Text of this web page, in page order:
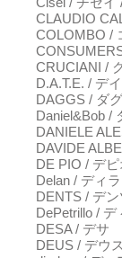
CLAUDIO
COLOMBO /
CRUCIANI /
D.A.T.E. / デイ
DAGGS / ダ
Daniel&Bob /
DANIELE
DAVIDE
DE PIO / デピ
Delan / ディ
DENTS / デン
DePetrillo / デ
DESA / デサ
DEUS / デウス